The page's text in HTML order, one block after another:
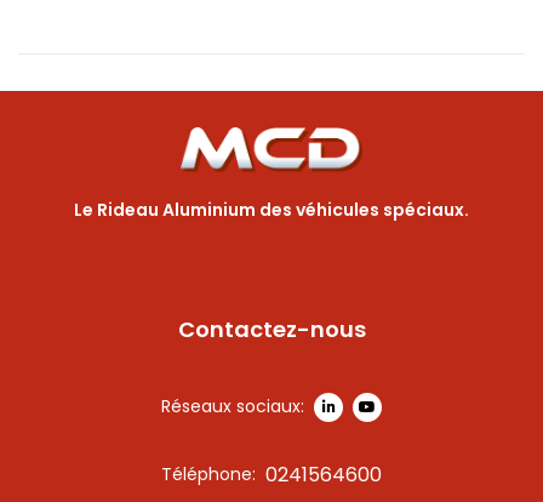
Le Rideau Aluminium des véhicules spéciaux.
Contactez-nous
Réseaux sociaux:
Téléphone: 0241564600